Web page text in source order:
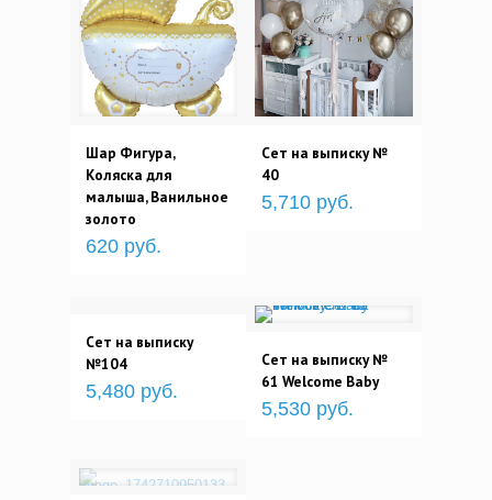
Шар Фигура,
Коляска для
малыша, Ванильное
золото
620 руб.
Сет на выписку №
40
5,710 руб.
Сет на выписку
№104
5,480 руб.
Сет на выписку №
61 Welcome Baby
5,530 руб.